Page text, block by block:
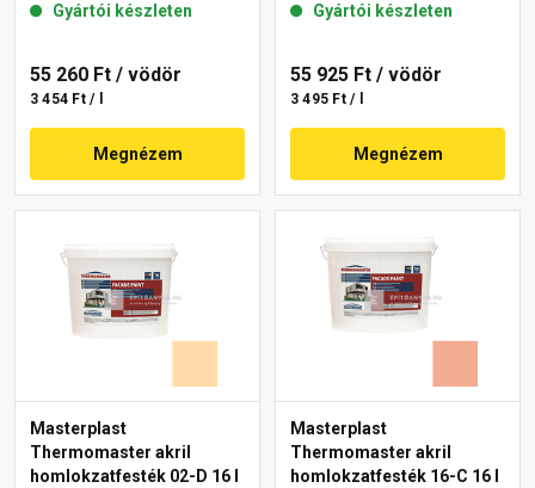
Gyártói készleten
55 260 Ft / vödör
3 454 Ft / l
Megnézem
Gyártói készleten
55 925 Ft / vödör
3 495 Ft / l
Megnézem
Masterplast
Thermomaster akril
homlokzatfesték 02-D 16 l
Masterplast
Thermomaster akril
homlokzatfesték 16-C 16 l